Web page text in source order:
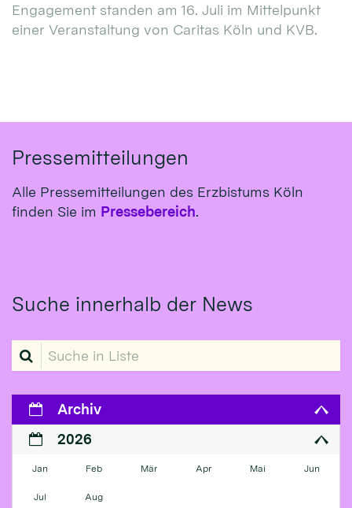
Engagement standen am 16. Juli im Mittelpunkt
einer Veranstaltung von Caritas Köln und KVB.
Pressemitteilungen
Alle Pressemitteilungen des Erzbistums Köln
finden Sie im Pressebereich.
Suche innerhalb der News
Suche in Liste
Archiv
2026
Jan Feb Mär Apr Mai Jun
Jul Aug